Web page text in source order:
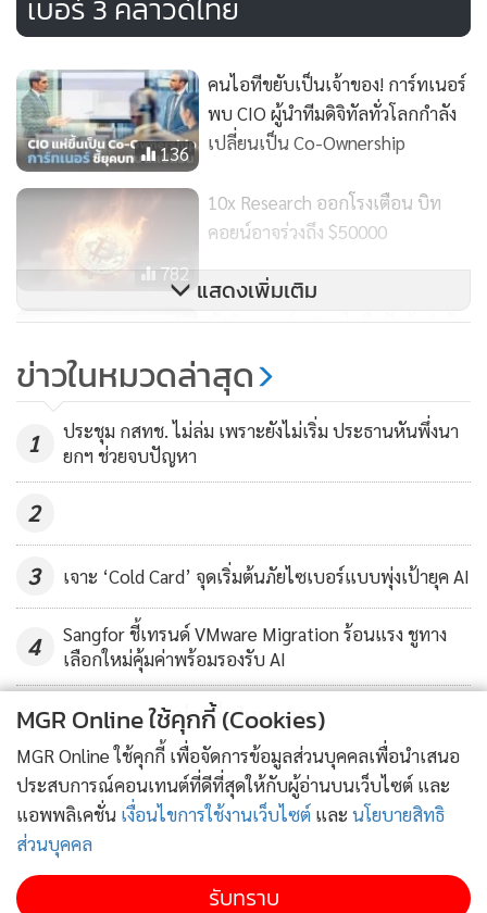
ถึงแอปพลิเคชันที่ใช้ AI ใหม่
พรีสต์ลีย์ กล่าวทิ้งท้ายว่าในขณะที่ตลาดเปลี่ยนจากการพัฒนา
(Development) ไปสู่การนำมาปรับใช้งาน (Deployment) การ์ท
เนอร์คาดว่าแนวโน้มนี้จะดำเนินต่อไปอีกหลายอึดใจ
เบอร์ 3 คลาวด์ไทย
136
คนไอทีขยับเป็นเจ้าของ! การ์ทเนอร์
พบ CIO ผู้นำทีมดิจิทัลทั่วโลกกำลัง
เปลี่ยนเป็น Co-Ownership
782
10x Research ออกโรงเตือน บิท
คอยน์อาจร่วงถึง $50000
101
นักวิเคราะห์เผยอะไรคือปัจจัยสำคัญ
ครั้งต่อไป
แสดงเพิ่มเติม
ข่าวในหมวดล่าสุด
1
ประชุม กสทช. ไม่ล่ม เพราะยังไม่เริ่ม ประธานหันพึ่งนา
ยกฯ ช่วยจบปัญหา
2
3 เจาะ ‘Cold Card’ จุดเริ่มต้นภัยไซเบอร์แบบพุ่งเป้ายุค AI
4
Sangfor ชี้เทรนด์ VMware Migration ร้อนแรง ชูทาง
เลือกใหม่คุ้มค่าพร้อมรองรับ AI
ข่าวอื่นในหมวด
MGR Online ใช้คุกกี้ (Cookies)
MGR Online ใช้คุกกี้ เพื่อจัดการข้อมูลส่วนบุคคลเพื่อนำเสนอ
ประสบการณ์คอนเทนต์ที่ดีที่สุดให้กับผู้อ่านบนเว็บไซต์ และ
แอพพลิเคชั่น เงื่อนไขการใช้งานเว็บไซต์ และ นโยบายสิทธิ
ส่วนบุคคล
รับทราบ